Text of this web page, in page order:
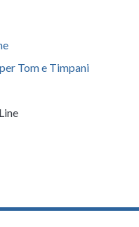
Tom e Timpani